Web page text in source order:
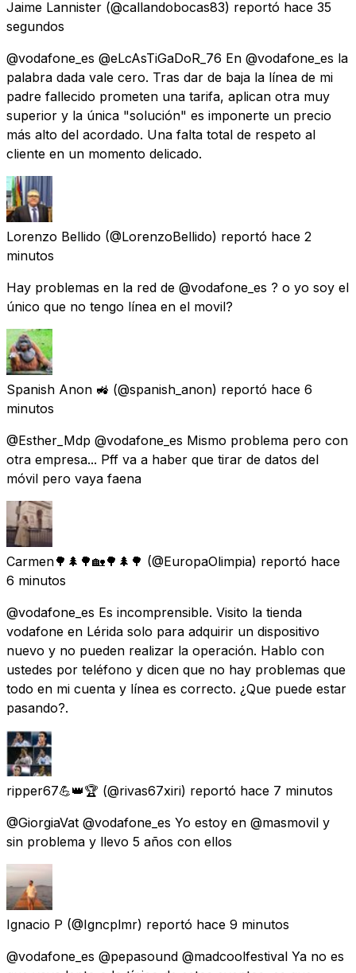
Jaime Lannister (@callandobocas83) reportó hace 35
segundos
@vodafone_es @eLcAsTiGaDoR_76 En @vodafone_es la
palabra dada vale cero. Tras dar de baja la línea de mi
padre fallecido prometen una tarifa, aplican otra muy
superior y la única "solución" es imponerte un precio
más alto del acordado. Una falta total de respeto al
cliente en un momento delicado.
Lorenzo Bellido (@LorenzoBellido) reportó hace 2
minutos
Hay problemas en la red de @vodafone_es ? o yo soy el
único que no tengo línea en el movil?
Spanish Anon 🚜 (@spanish_anon) reportó hace 6
minutos
@Esther_Mdp @vodafone_es Mismo problema pero con
otra empresa... Pff va a haber que tirar de datos del
móvil pero vaya faena
Carmen🌳🌲🌳🏡🌳🌲🌳 (@EuropaOlimpia) reportó hace
6 minutos
@vodafone_es Es incomprensible. Visito la tienda
vodafone en Lérida solo para adquirir un dispositivo
nuevo y no pueden realizar la operación. Hablo con
ustedes por teléfono y dicen que no hay problemas que
todo en mi cuenta y línea es correcto. ¿Que puede estar
pasando?.
ripper67💪👑🏆 (@rivas67xiri) reportó hace 7 minutos
@GiorgiaVat @vodafone_es Yo estoy en @masmovil y
sin problema y llevo 5 años con ellos
Ignacio P (@Igncplmr) reportó hace 9 minutos
@vodafone_es @pepasound @madcoolfestival Ya no es